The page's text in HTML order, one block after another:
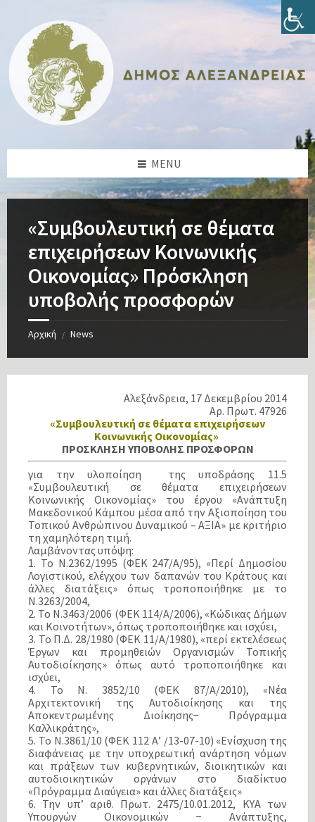
content
sidebar
sidebar
footer
MENU
«Συμβουλευτική σε θέματα
επιχειρήσεων Κοινωνικής
Οικονομίας» Πρόσκληση
υποβολής προσφορών
Αρχική / News
Αλεξάνδρεια, 17 Δεκεμβρίου 2014
Αρ. Πρωτ. 47926
«Συμβουλευτική σε θέματα επιχειρήσεων
Κοινωνικής Οικονομίας»
ΠΡΟΣΚΛΗΣΗ ΥΠΟΒΟΛΗΣ ΠΡΟΣΦΟΡΩΝ
για την υλοποίηση της υποδράσης 11.5
«Συμβουλευτική σε θέματα επιχειρήσεων
Κοινωνικής Οικονομίας» του έργου «Ανάπτυξη
Μακεδονικού Κάμπου μέσα από την Αξιοποίηση του
Τοπικού Ανθρώπινου Δυναμικού – ΑΞΙΑ» με κριτήριο
τη χαμηλότερη τιμή.
Λαμβάνοντας υπόψη:
1. Το Ν.2362/1995 (ΦΕΚ 247/Α/95), «Περί Δημοσίου
Λογιστικού, ελέγχου των δαπανών του Κράτους και
άλλες διατάξεις» όπως τροποποιήθηκε με το
Ν.3263/2004,
2. Το Ν.3463/2006 (ΦΕΚ 114/Α/2006), «Κώδικας Δήμων
και Κοινοτήτων», όπως τροποποιήθηκε και ισχύει,
3. Το Π.Δ. 28/1980 (ΦΕΚ 11/Α/1980), «περί εκτελέσεως
Έργων και προμηθειών Οργανισμών Τοπικής
Αυτοδιοίκησης» όπως αυτό τροποποιήθηκε και
ισχύει,
4. Το N. 3852/10 (ΦΕΚ 87/Α/2010), «Νέα
Αρχιτεκτονική της Αυτοδιοίκησης και της
Αποκεντρωμένης Διοίκησης− Πρόγραμμα
Καλλικράτης»,
5. Το Ν.3861/10 (ΦΕΚ 112 Α’ /13-07-10) «Ενίσχυση της
διαφάνειας με την υποχρεωτική ανάρτηση νόμων
και πράξεων των κυβερνητικών, διοικητικών και
αυτοδιοικητικών οργάνων στο διαδίκτυο
«Πρόγραμμα Διαύγεια» και άλλες διατάξεις»
6. Την υπ’ αριθ. Πρωτ. 2475/10.01.2012, ΚΥΑ των
Υπουργών Οικονομικών − Ανάπτυξης,